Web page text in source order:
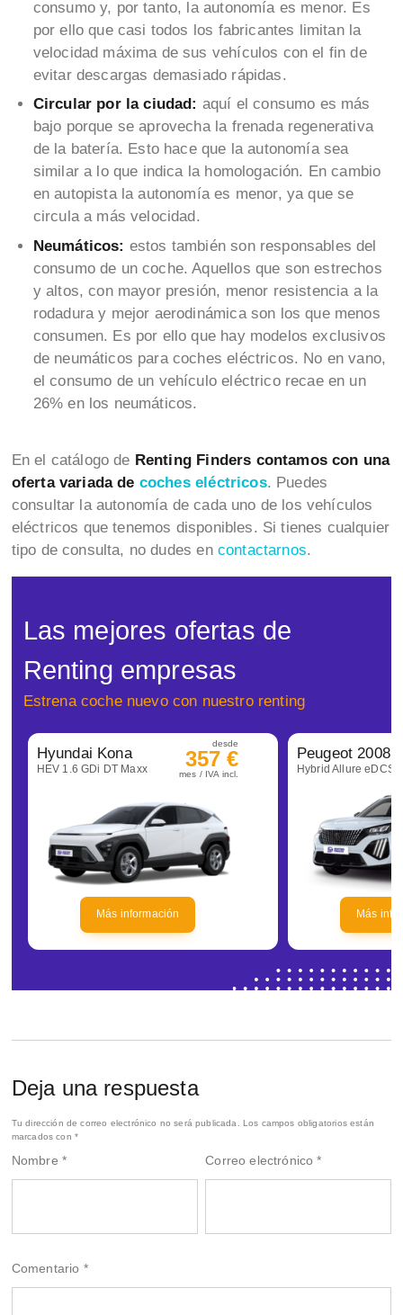
consumo y, por tanto, la autonomía es menor. Es
por ello que casi todos los fabricantes limitan la
velocidad máxima de sus vehículos con el fin de
evitar descargas demasiado rápidas.
Circular por la ciudad: aquí el consumo es más
bajo porque se aprovecha la frenada regenerativa
de la batería. Esto hace que la autonomía sea
similar a lo que indica la homologación. En cambio
en autopista la autonomía es menor, ya que se
circula a más velocidad.
Neumáticos: estos también son responsables del
consumo de un coche. Aquellos que son estrechos
y altos, con mayor presión, menor resistencia a la
rodadura y mejor aerodinámica son los que menos
consumen. Es por ello que hay modelos exclusivos
de neumáticos para coches eléctricos. No en vano,
el consumo de un vehículo eléctrico recae en un
26% en los neumáticos.
En el catálogo de Renting Finders contamos con una
oferta variada de coches eléctricos. Puedes
consultar la autonomía de cada uno de los vehículos
eléctricos que tenemos disponibles. Si tienes cualquier
tipo de consulta, no dudes en contactarnos.
Las mejores ofertas de
Renting empresas
Estrena coche nuevo con nuestro renting
Hyundai Kona
HEV 1.6 GDi DT Maxx
desde
357 €
mes / IVA incl.
Más información
Peugeot 2008
Hybrid Allure eDCS6
Más
Deja una respuesta
Tu dirección de correo electrónico no será publicada.
Los campos obligatorios están
marcados con *
Nombre * Correo electrónico*
Comentario *